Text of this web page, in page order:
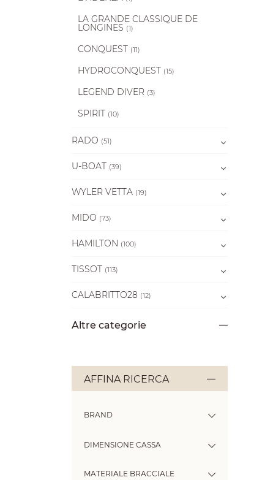
LA GRANDE CLASSIQUE DE
LONGINES (1)
CONQUEST (11)
HYDROCONQUEST (15)
LEGEND DIVER (3)
SPIRIT (10)
RADO (51)
U-BOAT (39)
WYLER VETTA (19)
MIDO (73)
HAMILTON (100)
TISSOT (113)
CALABRITTO28 (12)
Altre categorie
AFFINA RICERCA
BRAND
DIMENSIONE CASSA
MATERIALE BRACCIALE